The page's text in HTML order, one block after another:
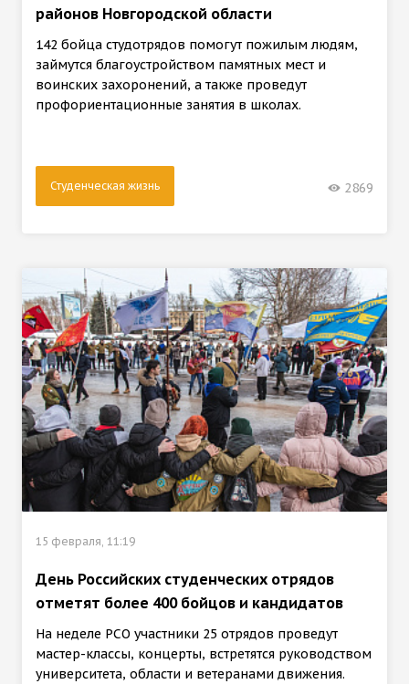
районов Новгородской области
142 бойца студотрядов помогут пожилым людям,
займутся благоустройством памятных мест и
воинских захоронений, а также проведут
профориентационные занятия в школах.
Студенческая жизнь 2869
15 февраля, 11:19
День Российских студенческих отрядов
отметят более 400 бойцов и кандидатов
На неделе РСО участники 25 отрядов проведут
мастер-классы, концерты, встретятся руководством
университета, области и ветеранами движения.